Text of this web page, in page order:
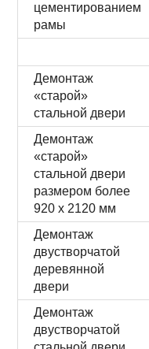
цементированием
рамы
Демонтаж
«старой»
стальной двери
Демонтаж
«старой»
стальной двери
размером более
920 х 2120 мм
Демонтаж
двустворчатой
деревянной
двери
Демонтаж
двустворчатой